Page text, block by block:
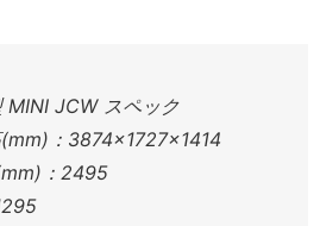
MINI JCW スペック
：3874×1727×1414
：2495